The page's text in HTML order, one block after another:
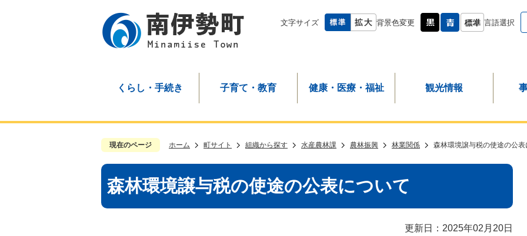
文字サイズ 背景色変更 言語選択
くらし・手続き 子育て・教育 健康・医療・福祉 観光情報
現在のページ ホーム 町サイト 組織から探す 水産農林課 農林振興 林業関係 森林環境譲与税の使途の公表
森林環境譲与税の使途の公表について
更新日：2025年02月20日